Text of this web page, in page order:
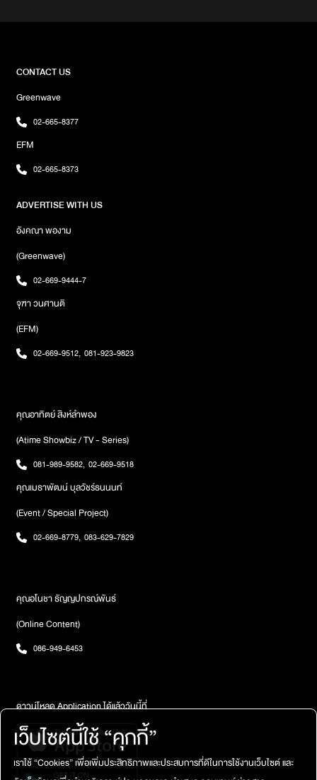
ร้าน และจุดเด่นของทางร้านนี้ คุณสามารถเลือกชาของแต่ละจังหวัดกัน
ในแก้ว มีครีมหอม ๆ พร้อมด้วยทองม้วน กรุบกรอบ เข้ากันสุด ๆต่อมา
เมนูของหวาน เบเกอรี่ให้ได้สั่งมาชิมกันด้วยน้านอกจากเมนูเครื่องดื่มที่
โดนเด่นและเป็นเอกลักษณ์กันแล้ว การตกแต่งภายในร้านก็ถือเป็น
ไทย และอยากลิ้มลองชาจากจังหวัดต่าง ๆ แต่ไม่สะดวกเดินทางไปชิม
ลองแวะมาชิมที่ "Khiri Thai Tea" ร้านชาไทยที่รวบรวมชามาจากทั่ว
9.00 น. ถึง 18.00 น.
CONTACT US
Greenwave
02-665-8377
EFM
02-665-8373
ADVERTISE WITH US
อังคณา พองาม
(Greenwave)
02-669-9444-7
จุฑา วนศานติ
(EFM)
02-669-9512, 081-923-9823
คุณอาทิตย์ สิงห์ลำพอง
(Atime Showbiz / TV - Series)
081-989-9582, 02-669-9518
คุณเมธาพัฒน์ บุลวัชร์ธนนนท์
(Event / Special Project)
02-669-8779, 083-629-7829
คุณอโนชา ธัญญปกรณ์พันธ์
(Online Content)
086-949-6453
ดาวน์โหลด Application ได้แล้ววันนี้ที่
เว็บไซต์นี้ใช้ “คุกกี้”
เราใช้ “Cookies” เพื่อเพิ่มประสิทธิภาพและประสบการที่ดีในการใช้งานเว็บไซต์ และ